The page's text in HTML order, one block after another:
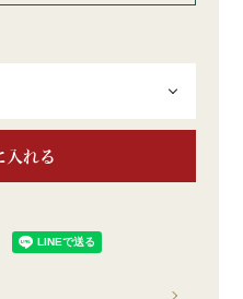
入れる